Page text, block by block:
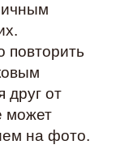
повторить
друг от
может
на фото.